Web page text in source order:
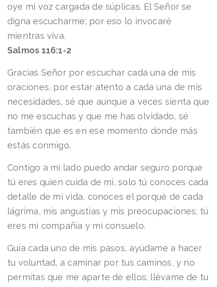
oye mi voz cargada de súplicas. El Señor se
digna escucharme; por eso lo invocaré
mientras viva.
Salmos 116:1-2
Gracias Señor por escuchar cada una de mis
oraciones, por estar atento a cada una de mis
necesidades, sé que aunque a veces sienta que
no me escuchas y que me has olvidado, sé
también que es en ese momento donde más
estás conmigo.
Contigo a mi lado puedo andar seguro porque
tú eres quien cuida de mí, solo tú conoces cada
detalle de mi vida, conoces el porqué de cada
lágrima, mis angustias y mis preocupaciones; tú
eres mi compañía y mi consuelo.
Guía cada uno de mis pasos, ayúdame a hacer
tu voluntad, a caminar por tus caminos, y no
permitas que me aparte de ellos; llévame de tu